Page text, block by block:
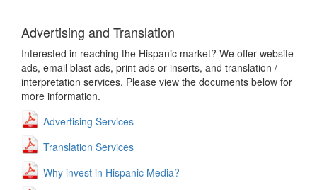
Advertising and Translation
Interested in reaching the Hispanic market? We offer website
ads, email blast ads, print ads or inserts, and translation /
interpretation services. Please view the documents below for
more information.
Advertising Services
Translation Services
Why invest in Hispanic Media?